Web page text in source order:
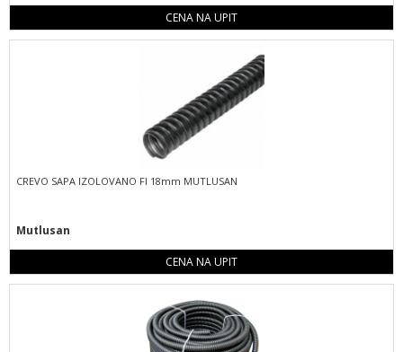
CENA NA UPIT
CREVO SAPA IZOLOVANO FI 18mm MUTLUSAN
Mutlusan
CENA NA UPIT